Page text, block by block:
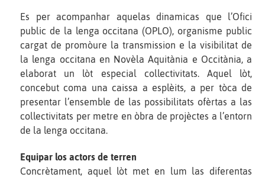
Es per acompanhar aquelas dinamicas que l’Ofici
public de la lenga occitana (OPLO), organisme public
cargat de promòure la transmission e la visibilitat de
la lenga occitana en Novèla Aquitània e Occitània, a
elaborat un lòt especial collectivitats. Aquel lòt,
concebut coma una caissa a esplèits, a per tòca de
presentar l’ensemble de las possibilitats ofèrtas a las
collectivitats per metre en òbra de projèctes a l’entorn
de la lenga occitana.
Equipar los actors de terren
Concrètament, aquel lòt met en lum las diferentas